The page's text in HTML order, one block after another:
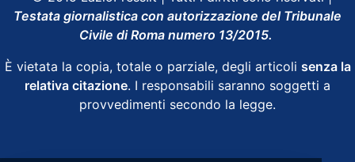
Testata giornalistica con autorizzazione del Tribunale
Civile di Roma numero 13/2015.
È vietata la copia, totale o parziale, degli articoli senza la
relativa citazione. I responsabili saranno soggetti a
provvedimenti secondo la legge.